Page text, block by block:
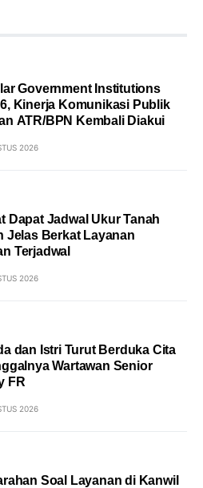
Government Institutions
Kinerja Komunikasi Publik
ATR/BPN Kembali Diakui
2026
Dapat Jadwal Ukur Tanah
Jelas Berkat Layanan
Terjadwal
2026
dan Istri Turut Berduka Cita
Wartawan Senior
FR
2026
Soal Layanan di Kanwil